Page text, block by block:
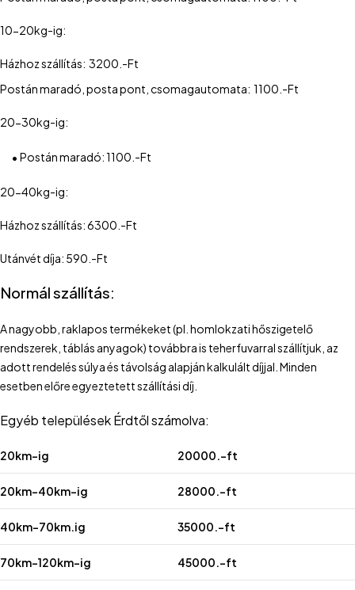
10-20kg-ig:
Házhoz szállítás: 3200.-Ft
Postán maradó, posta pont, csomagautomata: 1100.-Ft
20-30kg-ig:
• Postán maradó: 1100.-Ft
20-40kg-ig:
Házhoz szállítás: 6300.-Ft
Utánvét díja: 590.-Ft
Normál szállítás:
A nagyobb, raklapos termékeket (pl. homlokzati hőszigetelő
rendszerek, táblás anyagok) továbbra is teherfuvarral szállítjuk, az
adott rendelés súlya és távolság alapján kalkulált díjjal. Minden
esetben előre egyeztetett szállítási díj.
Egyéb települések Érdtől számolva:
20km-ig 20000.-ft
20km-40km-ig 28000.-ft
40km-70km.ig 35000.-ft
70km-120km-ig 45000.-ft